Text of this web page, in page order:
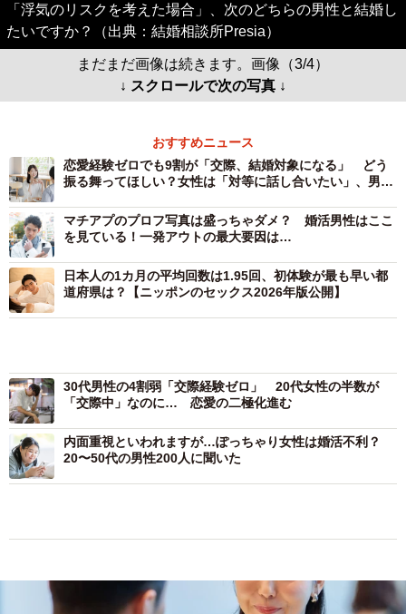
「浮気のリスクを考えた場合」、次のどちらの男性と結婚し
たいですか？（出典：結婚相談所Presia）
まだまだ画像は続きます。画像（3/4）
↓ スクロールで次の写真 ↓
おすすめニュース
恋愛経験ゼロでも9割が「交際、結婚対象になる」 どう
振る舞ってほしい？女性は「対等に話し合いたい」、男性
マチアプのプロフ写真は盛っちゃダメ？ 婚活男性はここ
を見ている！一発アウトの最大要因は…
日本人の1カ月の平均回数は1.95回、初体験が最も早い都
道府県は？【ニッポンのセックス2026年版公開】
内面重視といわれますが…ぽっちゃり女性は婚活不利？
20〜50代の男性200人に聞いた